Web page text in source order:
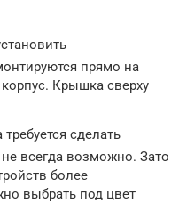
прямо на
Крышка сверху
сделать
не всегда возможно. Зато
более
выбрать под цвет